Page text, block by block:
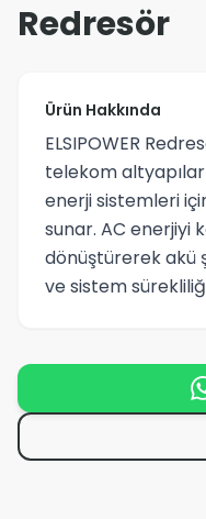
Redresör
Ürün Hakkında
ELSIPOWER
telekom
enerji sistemleri
sunar. AC enerjiyi
dönüştürerek akü
ve sistem